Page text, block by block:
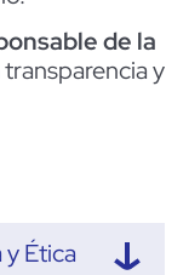
de la
transparencia y
Ética